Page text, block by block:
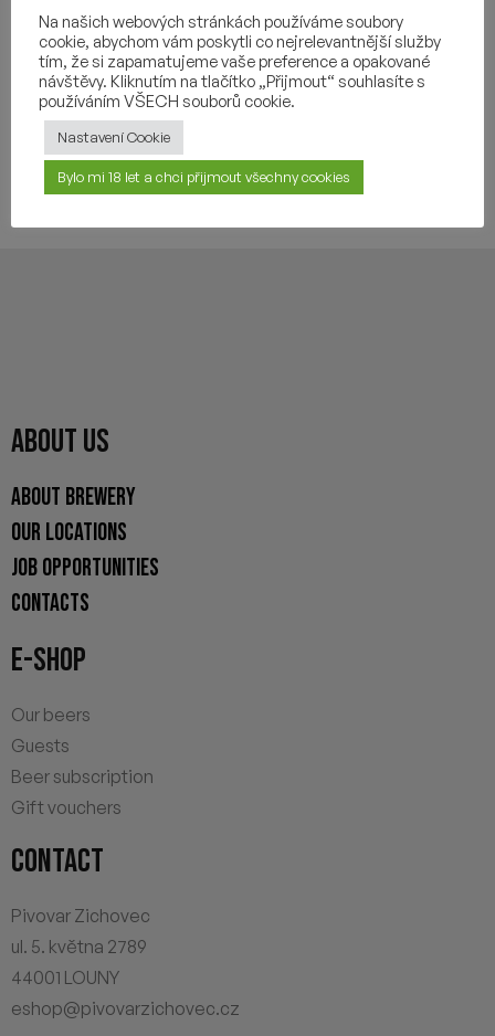
INGREDIENTS
OTHER INFORMATION
YOU MAY ALSO LIKE
ABOUT US
ABOUT BREWERY
OUR LOCATIONS
JOB OPPORTUNITIES
CONTACTS
E-SHOP
Our beers
Guests
Beer subscription
Gift vouchers
CONTACT
Pivovar Zichovec
ul. 5. května 2789
44001 LOUNY
eshop@pivovarzichovec.cz
Na našich webových stránkách používáme soubory
cookie, abychom vám poskytli co nejrelevantnější služby
tím, že si zapamatujeme vaše preference a opakované
návštěvy. Kliknutím na tlačítko „Přijmout“ souhlasíte s
používáním VŠECH souborů cookie.
Nastavení Cookie
Bylo mi 18 let a chci přijmout všechny cookies